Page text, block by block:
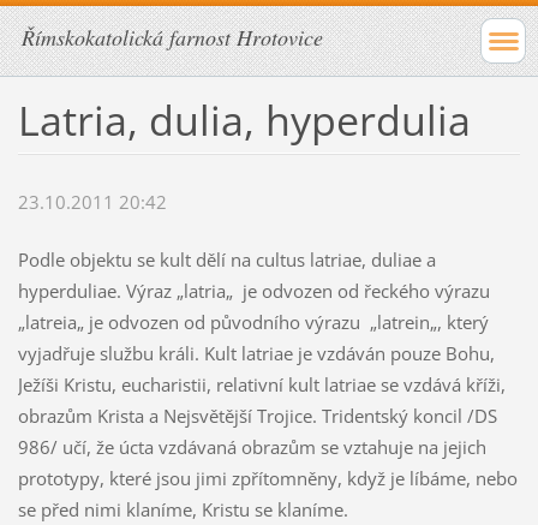
Římskokatolická farnost Hrotovice
Latria, dulia, hyperdulia
23.10.2011 20:42
Podle objektu se kult dělí na cultus latriae, duliae a
hyperduliae. Výraz „latria„ je odvozen od řeckého výrazu
„latreia„ je odvozen od původního výrazu „latrein„, který
vyjadřuje službu králi. Kult latriae je vzdáván pouze Bohu,
Ježíši Kristu, eucharistii, relativní kult latriae se vzdává kříži,
obrazům Krista a Nejsvětější Trojice. Tridentský koncil /DS
986/ učí, že úcta vzdávaná obrazům se vztahuje na jejich
prototypy, které jsou jimi zpřítomněny, když je líbáme, nebo
se před nimi klaníme, Kristu se klaníme.